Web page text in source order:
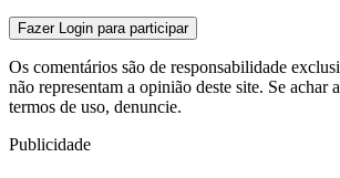
Fazer Login para participar
Os comentários são de responsabilidade
não representam a opinião deste site. Se achar
termos de uso, denuncie.
Publicidade